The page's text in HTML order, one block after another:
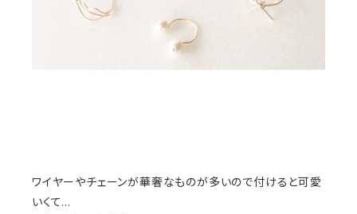
ワイヤーやチェーンが華奢なものが多いので付けると可愛
いくて...